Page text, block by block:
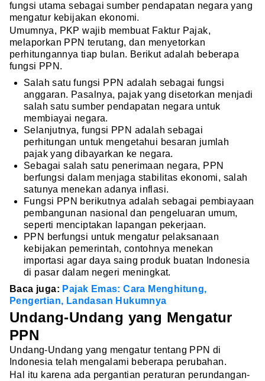
fungsi utama sebagai sumber pendapatan negara yang
mengatur kebijakan ekonomi.
Umumnya, PKP wajib membuat Faktur Pajak,
melaporkan PPN terutang, dan menyetorkan
perhitungannya tiap bulan. Berikut adalah beberapa
fungsi PPN.
Salah satu fungsi PPN adalah sebagai fungsi
anggaran. Pasalnya, pajak yang disetorkan menjadi
salah satu sumber pendapatan negara untuk
membiayai negara.
Selanjutnya, fungsi PPN adalah sebagai
perhitungan untuk mengetahui besaran jumlah
pajak yang dibayarkan ke negara.
Sebagai salah satu penerimaan negara, PPN
berfungsi dalam menjaga stabilitas ekonomi, salah
satunya menekan adanya inflasi.
Fungsi PPN berikutnya adalah sebagai pembiayaan
pembangunan nasional dan pengeluaran umum,
seperti menciptakan lapangan pekerjaan.
PPN berfungsi untuk mengatur pelaksanaan
kebijakan pemerintah, contohnya menekan
importasi agar daya saing produk buatan Indonesia
di pasar dalam negeri meningkat.
Baca juga: Pajak Emas: Cara Menghitung,
Pengertian, Landasan Hukumnya
Undang-Undang yang Mengatur
PPN
Undang-Undang yang mengatur tentang PPN di
Indonesia telah mengalami beberapa perubahan.
Hal itu karena ada pergantian peraturan perundangan-